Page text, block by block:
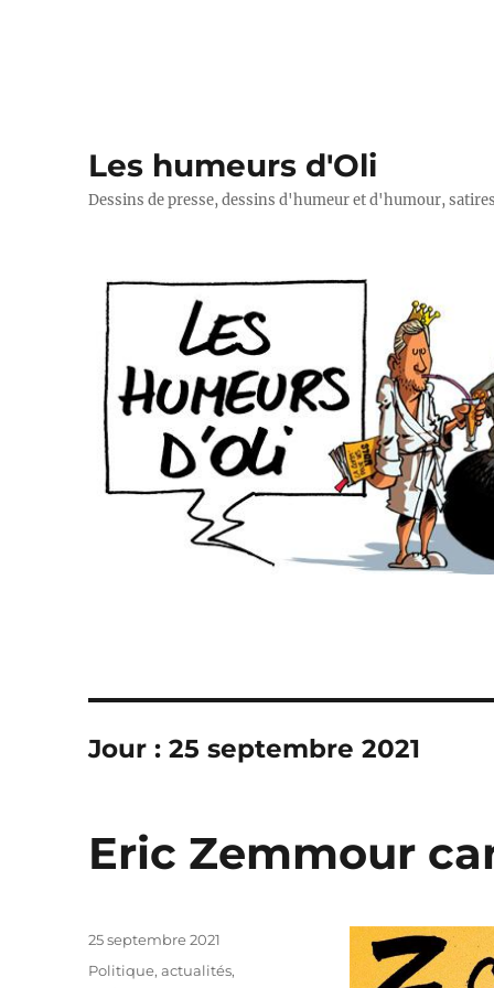
Les humeurs d'Oli
Dessins de presse, dessins d'humeur et d'humour,
Jour :25 septembre 2021
Eric Zemmour
Publié
25 septembre 2021
Catégories
Politique, actualités,